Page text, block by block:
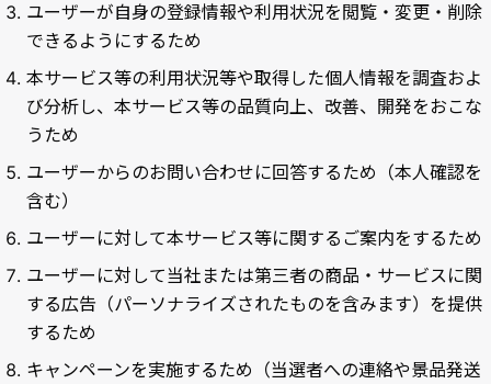
ユーザーが自身の登録情報や利用状況を閲覧・変更・削除
できるようにするため
本サービス等の利用状況等や取得した個人情報を調査およ
び分析し、本サービス等の品質向上、改善、開発をおこな
うため
ユーザーからのお問い合わせに回答するため（本人確認を
含む）
ユーザーに対して本サービス等に関するご案内をするため
ユーザーに対して当社または第三者の商品・サービスに関
する広告（パーソナライズされたものを含みます）を提供
するため
キャンペーンを実施するため（当選者への連絡や景品発送